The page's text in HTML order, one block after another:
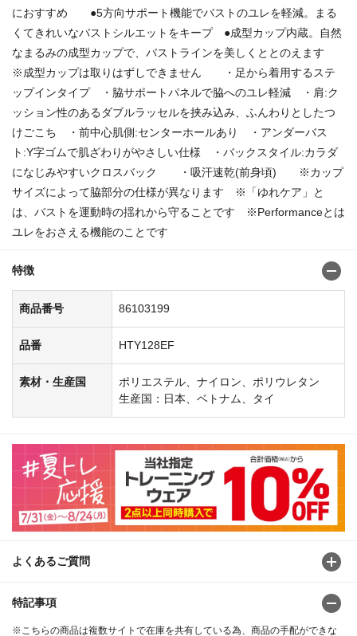
におすすめ ●5方向サポート機能でバストのユレを軽減。まる
くてきれいなバストシルエットをキープ ●成型カップ内蔵。自然
なまるみの成型カップで、バストラインを美しくととのえます
※成型カップは取りはずしできません ・足から着用するステ
ップインタイプ ・脇サポートパネルで脇へのユレ軽減 ・肩:ク
ッション性のあるダブルラッセルを挟み込み、ふんわりとしたつ
けごこち ・前中心肌側:センターホールあり ・アンダーバス
ト:Y字ゴムで肌ざわりがやさしい仕様 ・バックスタイル:カラダ
になじみやすいクロスバック ・吸汗速乾(前身頃) ※カップ
サイズによって脇部分の仕様が異なります ※「ゆれケア」と
は、バストを運動時の揺れから守ることです ※Performanceとは
ユレをおさえる機能のことです
特徴
商品番号 86103199
品番 HTY128EF
素材・生産国
ポリエステル、ナイロン、ポリウレタン
生産国：日本、ベトナム、タイ
よくあるご質問
特記事項
※こちらの商品は複数サイトで在庫を共有している為、商品の手配ができな